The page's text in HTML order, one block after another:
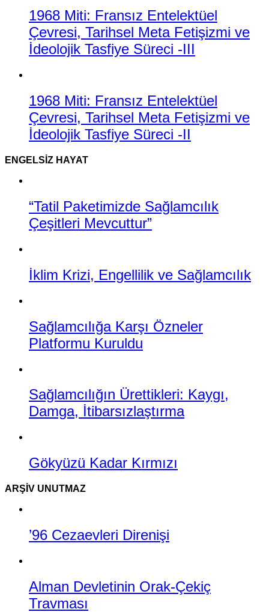
1968 Miti: Fransız Entelektüel
Çevresi, Tarihsel Meta Fetişizmi ve
İdeolojik Tasfiye Süreci -III
1968 Miti: Fransız Entelektüel
Çevresi, Tarihsel Meta Fetişizmi ve
İdeolojik Tasfiye Süreci -II
ENGELSIZ HAYAT
“Tatil Paketimizde Sağlamcılık
Çeşitleri Mevcuttur”
İklim Krizi, Engellilik ve Sağlamcılık
Sağlamcılığa Karşı Özneler
Platformu Kuruldu
Sağlamcılığın Ürettikleri: Kaygı,
Damga, İtibarsızlaştırma
Gökyüzü Kadar Kırmızı
ARŞIV UNUTMAZ
’96 Cezaevleri Direnişi
Alman Devletinin Orak-Çekiç
Travması